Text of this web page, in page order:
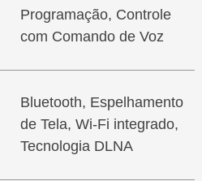
Programação, Controle
com Comando de Voz
Bluetooth, Espelhamento
de Tela, Wi-Fi integrado,
Tecnologia DLNA